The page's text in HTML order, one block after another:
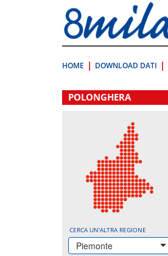
direttamente
a:
Contenuto
HOME DOWNLOAD DATI
.
POLONGHERA
CERCA UN'ALTRA REGIONE
Piemonte